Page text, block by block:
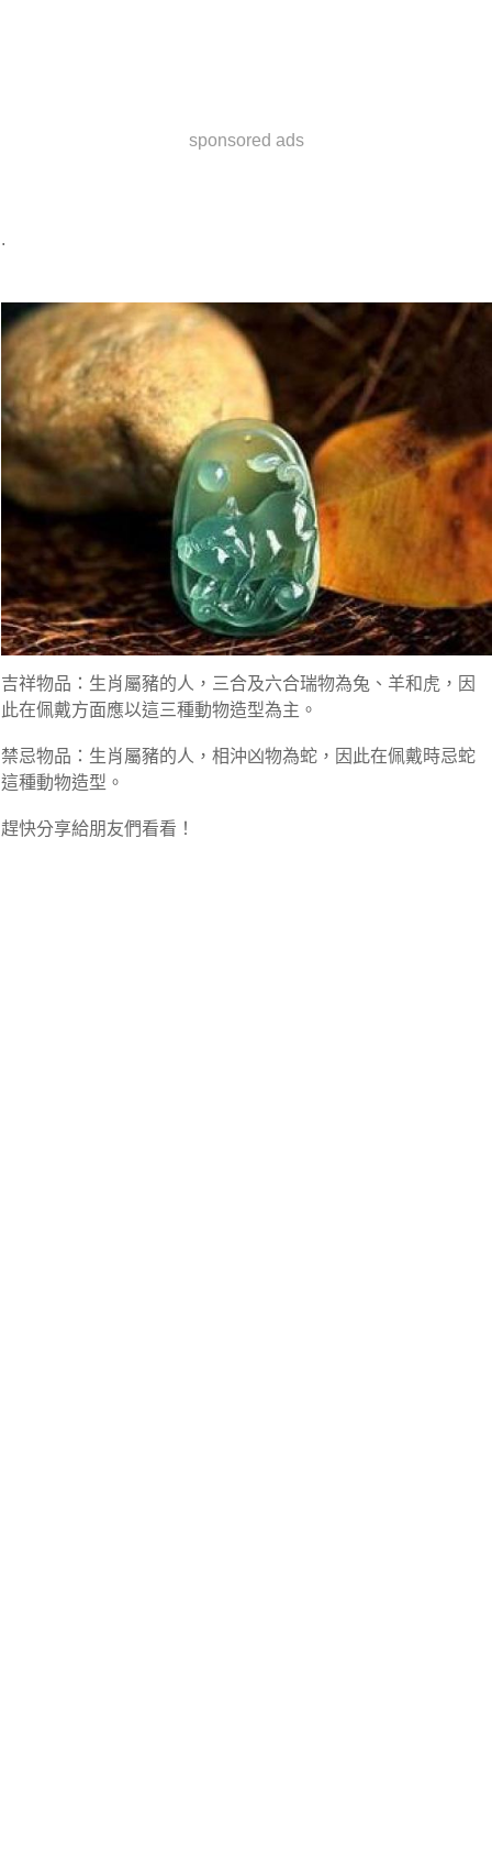
sponsored ads
.
吉祥物品：生肖屬豬的人，三合及六合瑞物為兔、羊和虎，因
此在佩戴方面應以這三種動物造型為主。
禁忌物品：生肖屬豬的人，相沖凶物為蛇，因此在佩戴時忌蛇
這種動物造型。
趕快分享給朋友們看看！